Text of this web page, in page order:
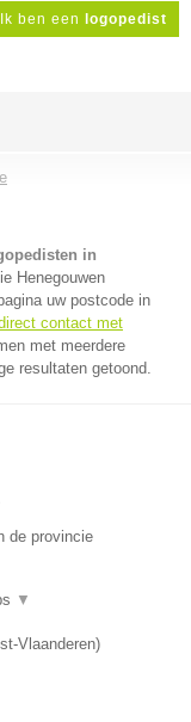
Ik ben een logopedist
in
Henegouwen
uw postcode in
contact met
met meerdere
resultaten getoond.
de provincie
▼
Vlaanderen)